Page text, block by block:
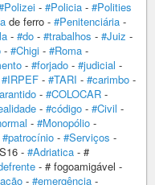
- #Policia - #Polities
de ferro - #Penitenciária -
- #do - #trabalhos - #Juiz -
- #Chigi - #Roma -
- #forjado - #judicial -
#IRPEF - #TARI - #carimbo -
- #COLOCAR -
- #código - #Civil -
- #Monopólio -
#patrocínio - #Serviços -
- #Adriatica - #
- # fogoamigável -
- #emergência -